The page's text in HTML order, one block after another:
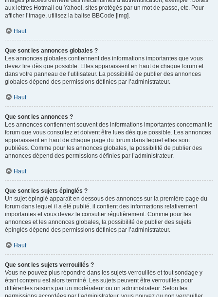
aux lettres Hotmail ou Yahoo!, sites protégés par un mot de passe, etc. Pour
afficher l’image, utilisez la balise BBCode [img].
Haut
Que sont les annonces globales ?
Les annonces globales contiennent des informations importantes que vous
devez lire dès que possible. Elles apparaissent en haut de chaque forum et
dans votre panneau de l’utilisateur. La possibilité de publier des annonces
globales dépend des permissions définies par l’administrateur.
Haut
Que sont les annonces ?
Les annonces contiennent souvent des informations importantes concernant le
forum que vous consultez et doivent être lues dès que possible. Les annonces
apparaissent en haut de chaque page du forum dans lequel elles sont
publiées. Comme pour les annonces globales, la possibilité de publier des
annonces dépend des permissions définies par l’administrateur.
Haut
Que sont les sujets épinglés ?
Un sujet épinglé apparaît en dessous des annonces sur la première page du
forum dans lequel il a été publié. il contient des informations relativement
importantes et vous devez le consulter régulièrement. Comme pour les
annonces et les annonces globales, la possibilité de publier des sujets
épinglés dépend des permissions définies par l’administrateur.
Haut
Que sont les sujets verrouillés ?
Vous ne pouvez plus répondre dans les sujets verrouillés et tout sondage y
étant contenu est alors terminé. Les sujets peuvent être verrouillés pour
différentes raisons par un modérateur ou un administrateur. Selon les